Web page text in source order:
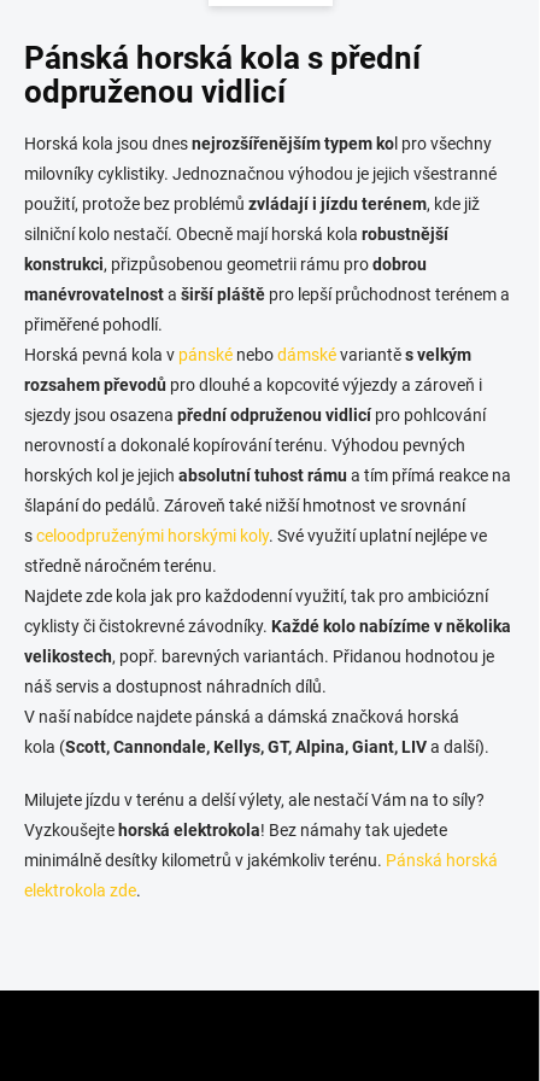
d
c
í
p
v
k
y
v
ý
p
i
s
k
o
v
á
í
Pánská horská kola s přední
odpruženou vidlicí
Horská kola jsou dnesnejrozšířenějším typem ko l pro všechny
milovníky cyklistiky. Jednoznačnou výhodou je jejich všestranné
použití, protože bez problémů zvládají i jízduterénem, kde již
silniční kolo nestačí. Obecně mají horská kola robustnější
konstrukci, přizpůsobenou geometrii rámu prodobrou
manévrovatelnosta širší pláště pro lepší průchodnost terénem a
přiměřené pohodlí.
Horská pevná kola v pánské nebodámskévariantěs velkým
rozsahem převodů pro dlouhé a kopcovité výjezdy a zároveň i
sjezdy jsou osazena přední odpruženou vidlicípro pohlcování
nerovností a dokonalé kopírování terénu. Výhodou pevných
horských kol je jejich absolutní tuhost rámua tím přímá reakce na
šlapání do pedálů. Zároveň také nižší hmotnost ve srovnání
sceloodpruženými horskými koly. Své využití uplatní nejlépe ve
středně náročném terénu.
Najdete zde kola jak pro každodenní využití, tak pro ambiciózní
cyklisty či čistokrevné závodníky. Každé kolo nabízíme v několika
velikostech, popř. barevných variantách. Přidanou hodnotou je
náš servis a dostupnost náhradních dílů.
V naší nabídce najdete pánská a dámská značková horská
kola (Scott, Cannondale, Kellys, GT, Alpina, Giant, LIVa další).
Milujete jízdu v terénu a delší výlety, ale nestačí Vám na to síly?
Vyzkoušejte horská elektrokola! Bez námahy tak ujedete
minimálně desítky kilometrů v jakémkoliv terénu. Pánská horská
elektrokola zde.